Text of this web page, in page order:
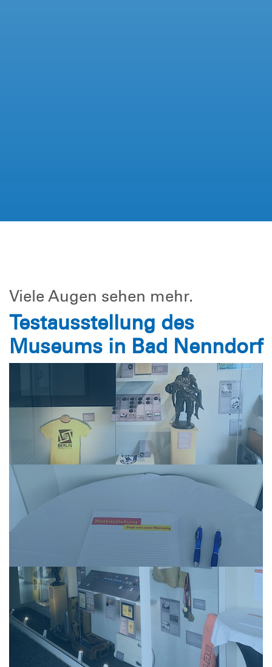
Viele Augen sehen mehr.
Testausstellung des
Museums in Bad Nenndorf